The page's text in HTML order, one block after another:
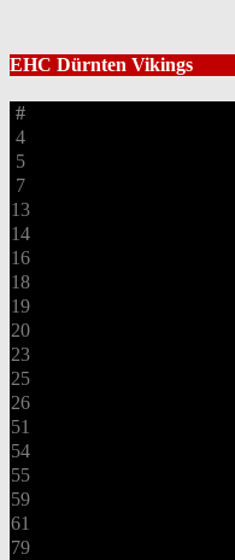
EHC Dürnten Vikings
#
4
5
7
13
14
16
18
19
20
23
25
26
51
54
55
59
61
79